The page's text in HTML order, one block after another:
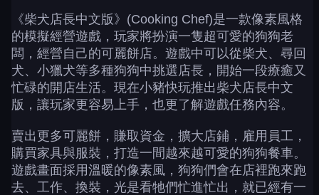
《柴犬店長中文版》(Cooking Chef)是一款像素風格
的模擬經營遊戲，玩家將扮演一隻超可愛的狗狗老
闆，經營自己的可麗餅店。遊戲中可以從柴犬、尋回
犬、小獵犬等多種狗狗中挑選店長，開始一段療癒又
忙碌的開店生活。現在小豬快玩推出柴犬店長中文
版，讓玩家更容易上手，也更了解遊戲任務內容。
賣出更多可麗餅，賺取資金，擴大店鋪，雇用員工，
購買家具與服裝，打造一間越來越可愛的狗狗餐車。
遊戲畫面採用溫暖的像素風，狗狗們會在店裡跑來跑
去、工作、換裝，光是看牠們忙進忙出，就已經有一